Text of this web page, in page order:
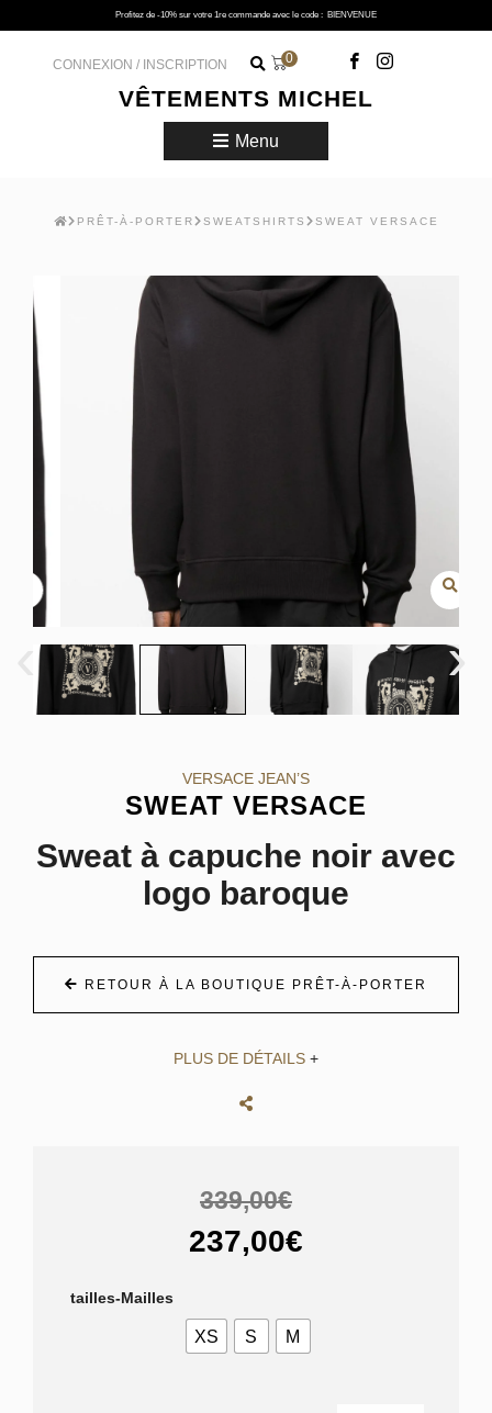
Profitez de -10% sur votre 1re commande avec le code : BIENVENUE
VÊTEMENTS MICHEL
CONNEXION / INSCRIPTION 0
Menu
PRÊT-À-PORTER SWEATSHIRTS SWEAT VERSACE
VERSACE JEAN’S
SWEAT VERSACE
Sweat à capuche noir avec
logo baroque
RETOUR À LA BOUTIQUE PRÊT-À-PORTER
PLUS DE DÉTAILS +
339,00€
237,00€
tailles-Mailles
XS S M
›